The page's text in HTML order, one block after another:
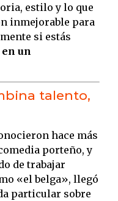
estilo y lo que
inmejorable para
si estás
un
talento,
hace más
porteño, y
de trabajar
«el belga», llegó
particular sobre